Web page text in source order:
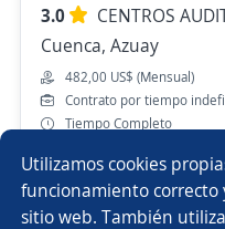
Utilizamos cookies
funcionamiento correcto
sitio web. También
3.0
CENTROS
Cuenca, Azuay
482,00 US$ (Mensual)
Contrato por tiempo
Tiempo Completo
9 de julio